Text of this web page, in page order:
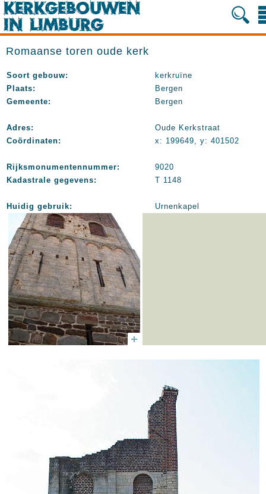
Romaanse toren oude kerk
Soort gebouw:
kerkruïne
Plaats:
Bergen
Gemeente:
Bergen
Adres:
Oude Kerkstraat
Coördinaten:
x: 199649, y: 401502
Rijksmonumentennummer:
9020
Kadastrale gegevens:
T 1148
Huidig gebruik: Urnenkapel